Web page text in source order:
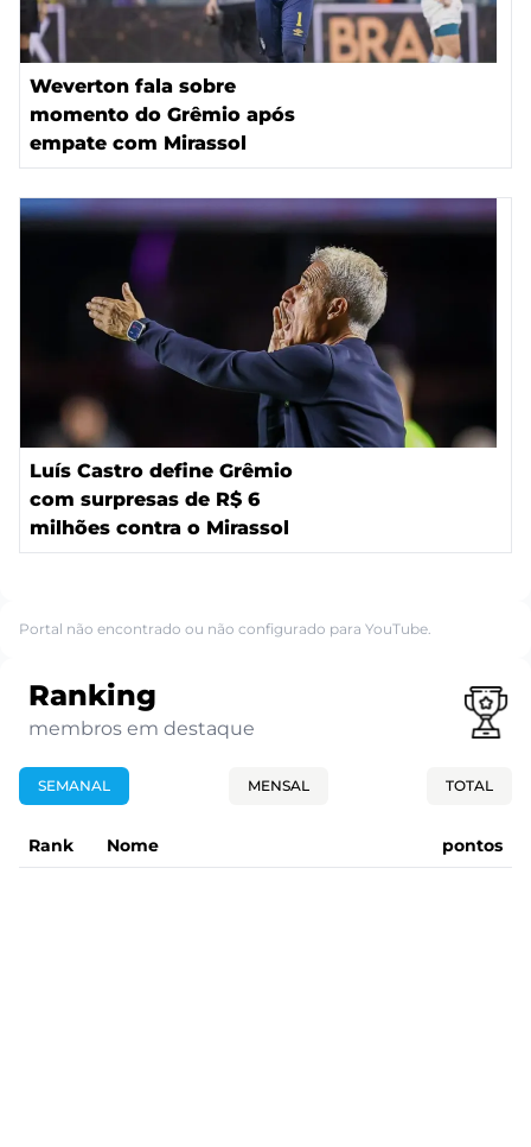
Weverton fala sobre
momento do Grêmio após
empate com Mirassol
Luís Castro define Grêmio
com surpresas de R$ 6
milhões contra o Mirassol
Portal não encontrado ou não configurado para YouTube.
Ranking
membros em destaque
SEMANAL MENSAL TOTAL
Rank Nome pontos